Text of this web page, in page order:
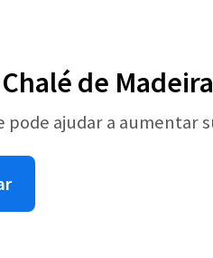
de
pode ajudar a aumentar